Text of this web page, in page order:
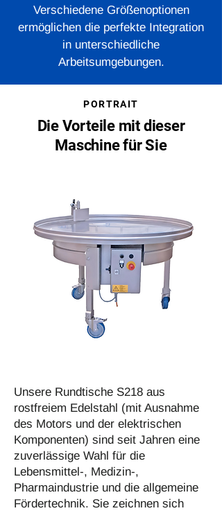
Verschiedene Größenoptionen
ermöglichen die perfekte Integration
in unterschiedliche
Arbeitsumgebungen.
PORTRAIT
Die Vorteile mit dieser
Maschine für Sie
Unsere Rundtische S218 aus
rostfreiem Edelstahl (mit Ausnahme
des Motors und der elektrischen
Komponenten) sind seit Jahren eine
zuverlässige Wahl für die
Lebensmittel-, Medizin-,
Pharmaindustrie und die allgemeine
Fördertechnik. Sie zeichnen sich